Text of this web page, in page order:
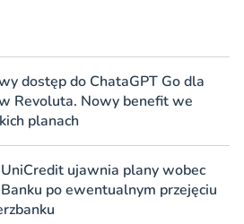
dostęp do ChataGPT Go dla
Revoluta. Nowy benefit we
planach
ujawnia plany wobec
po ewentualnym przejęciu